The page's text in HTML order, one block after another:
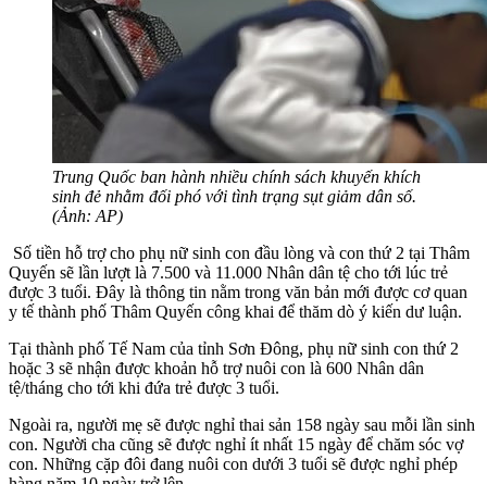
Trung Quốc ban hành nhiều chính sách khuyến khích
sinh đẻ nhằm đối phó với tình trạng sụt giảm dân số.
(Ảnh: AP)
Số tiền hỗ trợ cho phụ nữ sinh con đầu lòng và con thứ 2 tại Thâm
Quyến sẽ lần lượt là 7.500 và 11.000 Nhân dân tệ cho tới lúc trẻ
được 3 tuổi. Đây là thông tin nằm trong văn bản mới được cơ quan
y tế thành phố Thâm Quyến công khai để thăm dò ý kiến dư luận.
Tại thành phố Tế Nam của tỉnh Sơn Đông, phụ nữ sinh con thứ 2
hoặc 3 sẽ nhận được khoản hỗ trợ nuôi con là 600 Nhân dân
tệ/tháng cho tới khi đứa trẻ được 3 tuổi.
Ngoài ra, người mẹ sẽ được nghỉ thai sản 158 ngày sau mỗi lần sinh
con. Người cha cũng sẽ được nghỉ ít nhất 15 ngày để chăm sóc vợ
con. Những cặp đôi đang nuôi con dưới 3 tuổi sẽ được nghỉ phép